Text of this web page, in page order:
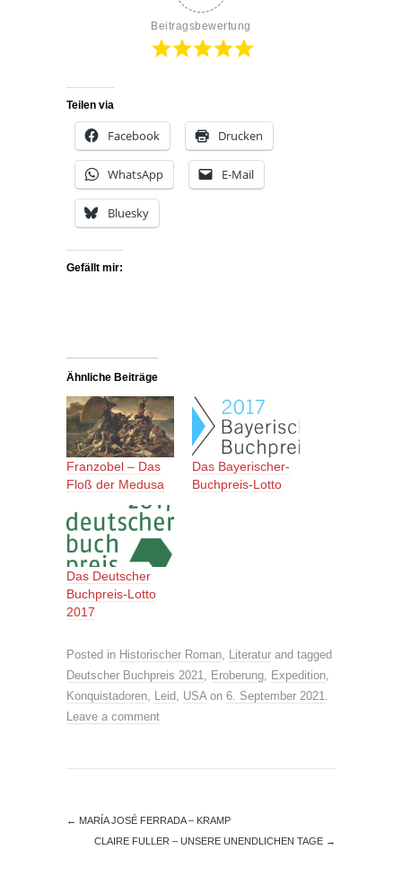
Beitragsbewertung
Teilen via
Facebook Drucken
WhatsApp E-Mail
Bluesky
Gefällt mir:
Ähnliche Beiträge
Franzobel – Das
Floß der Medusa
Das Bayerischer-
Buchpreis-Lotto
Das Deutscher
Buchpreis-Lotto
2017
Posted in Historischer Roman Literatur and tagged
Deutscher Buchpreis 2021
Eroberung Expedition
Konquistadoren
Leid USA on 6. September 2021
Leave a comment
← MARÍA JOSÉ FERRADA – KRAMP
CLAIRE FULLER – UNSERE UNENDLICHEN TAGE →